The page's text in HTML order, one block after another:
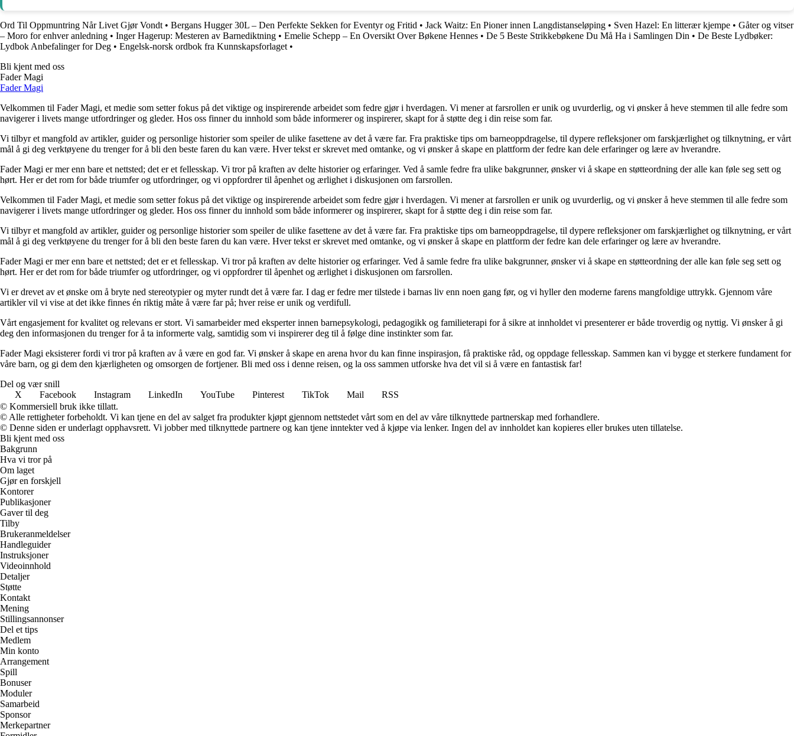
Ord Til Oppmuntring Når Livet Gjør Vondt • Bergans Hugger 30L – Den Perfekte Sekken for Eventyr og Fritid • Jack Waitz: En Pioner innen Langdistanseløping • Sven Hazel: En litterær kjempe • Gåter og vitser
– Moro for enhver anledning • Inger Hagerup: Mesteren av Barnediktning • Emelie Schepp – En Oversikt Over Bøkene Hennes • De 5 Beste Strikkebøkene Du Må Ha i Samlingen Din • De Beste Lydbøker:
Lydbok Anbefalinger for Deg • Engelsk-norsk ordbok fra Kunnskapsforlaget •
Bli kjent med oss
Fader Magi
Fader Magi
Velkommen til Fader Magi, et medie som setter fokus på det viktige og inspirerende arbeidet som fedre gjør i hverdagen. Vi mener at farsrollen er unik og uvurderlig, og vi ønsker å heve stemmen til alle fedre som
navigerer i livets mange utfordringer og gleder. Hos oss finner du innhold som både informerer og inspirerer, skapt for å støtte deg i din reise som far.
Vi tilbyr et mangfold av artikler, guider og personlige historier som speiler de ulike fasettene av det å være far. Fra praktiske tips om barneoppdragelse, til dypere refleksjoner om farskjærlighet og tilknytning, er vårt
mål å gi deg verktøyene du trenger for å bli den beste faren du kan være. Hver tekst er skrevet med omtanke, og vi ønsker å skape en plattform der fedre kan dele erfaringer og lære av hverandre.
Fader Magi er mer enn bare et nettsted; det er et fellesskap. Vi tror på kraften av delte historier og erfaringer. Ved å samle fedre fra ulike bakgrunner, ønsker vi å skape en støtteordning der alle kan føle seg sett og
hørt. Her er det rom for både triumfer og utfordringer, og vi oppfordrer til åpenhet og ærlighet i diskusjonen om farsrollen.
Velkommen til Fader Magi, et medie som setter fokus på det viktige og inspirerende arbeidet som fedre gjør i hverdagen. Vi mener at farsrollen er unik og uvurderlig, og vi ønsker å heve stemmen til alle fedre som
navigerer i livets mange utfordringer og gleder. Hos oss finner du innhold som både informerer og inspirerer, skapt for å støtte deg i din reise som far.
Vi tilbyr et mangfold av artikler, guider og personlige historier som speiler de ulike fasettene av det å være far. Fra praktiske tips om barneoppdragelse, til dypere refleksjoner om farskjærlighet og tilknytning, er vårt
mål å gi deg verktøyene du trenger for å bli den beste faren du kan være. Hver tekst er skrevet med omtanke, og vi ønsker å skape en plattform der fedre kan dele erfaringer og lære av hverandre.
Fader Magi er mer enn bare et nettsted; det er et fellesskap. Vi tror på kraften av delte historier og erfaringer. Ved å samle fedre fra ulike bakgrunner, ønsker vi å skape en støtteordning der alle kan føle seg sett og
hørt. Her er det rom for både triumfer og utfordringer, og vi oppfordrer til åpenhet og ærlighet i diskusjonen om farsrollen.
Vi er drevet av et ønske om å bryte ned stereotypier og myter rundt det å være far. I dag er fedre mer tilstede i barnas liv enn noen gang før, og vi hyller den moderne farens mangfoldige uttrykk. Gjennom våre
artikler vil vi vise at det ikke finnes én riktig måte å være far på; hver reise er unik og verdifull.
Vårt engasjement for kvalitet og relevans er stort. Vi samarbeider med eksperter innen barnepsykologi, pedagogikk og familieterapi for å sikre at innholdet vi presenterer er både troverdig og nyttig. Vi ønsker å gi
deg den informasjonen du trenger for å ta informerte valg, samtidig som vi inspirerer deg til å følge dine instinkter som far.
Fader Magi eksisterer fordi vi tror på kraften av å være en god far. Vi ønsker å skape en arena hvor du kan finne inspirasjon, få praktiske råd, og oppdage fellesskap. Sammen kan vi bygge et sterkere fundament for
våre barn, og gi dem den kjærligheten og omsorgen de fortjener. Bli med oss i denne reisen, og la oss sammen utforske hva det vil si å være en fantastisk far!
Del og vær snill
X
Facebook Instagram LinkedIn YouTube Pinterest TikTok Mail
RSS
© Kommersiell bruk ikke tillatt.
© Alle rettigheter forbeholdt. Vi kan tjene en del av salget fra produkter kjøpt gjennom nettstedet vårt som en del av våre tilknyttede partnerskap med forhandlere.
© Denne siden er underlagt opphavsrett. Vi jobber med tilknyttede partnere og kan tjene inntekter ved å kjøpe via lenker. Ingen del av innholdet kan kopieres eller brukes uten tillatelse.
Bli kjent med oss
Bakgrunn
Hva vi tror på
Om laget
Gjør en forskjell
Kontorer
Publikasjoner
Gaver til deg
Tilby
Brukeranmeldelser
Handleguider
Instruksjoner
Videoinnhold
Detaljer
Støtte
Kontakt
Mening
Stillingsannonser
Del et tips
Medlem
Min konto
Arrangement
Spill
Bonuser
Moduler
Samarbeid
Sponsor
Merkepartner